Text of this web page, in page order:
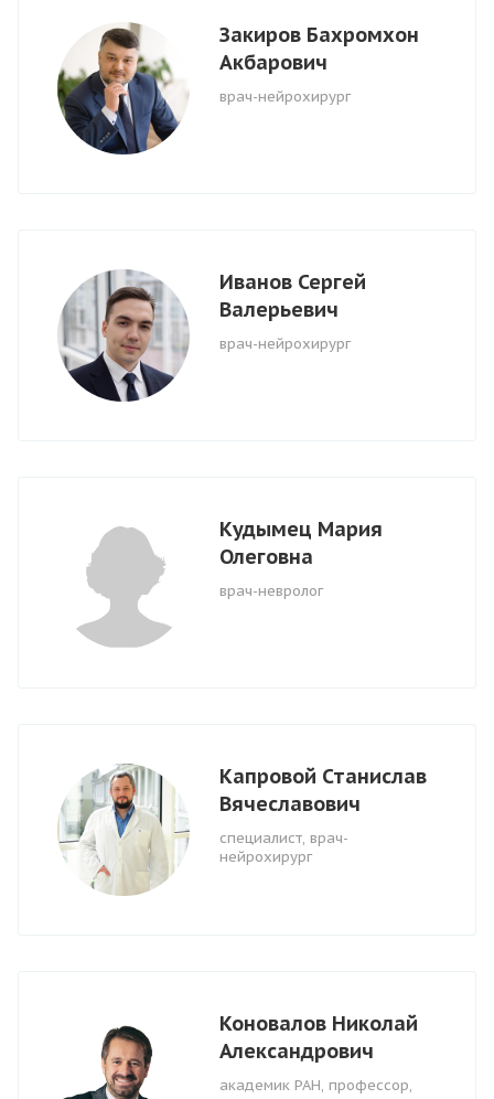
Закиров Бахромхон
Акбарович
врач-нейрохирург
Иванов Сергей
Валерьевич
врач-нейрохирург
Кудымец Мария
Олеговна
врач-невролог
Капровой Станислав
Вячеславович
специалист, врач-
нейрохирург
Коновалов Николай
Александрович
академик РАН, профессор,